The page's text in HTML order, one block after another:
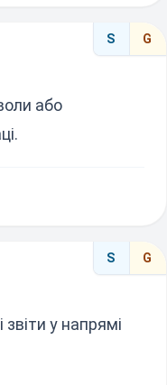
S G
або
S G
у напрямі